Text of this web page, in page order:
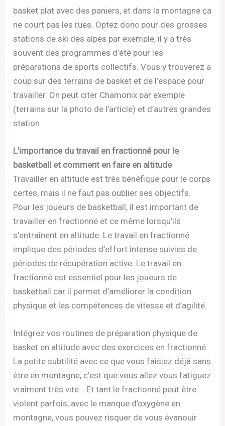
basket plat avec des paniers, et dans la montagne ça
ne court pas les rues. Optez donc pour des grosses
stations de ski des alpes par exemple, il y a très
souvent des programmes d’été pour les
préparations de sports collectifs. Vous y trouverez a
coup sur des terrains de basket et de l’espace pour
travailler. On peut citer Chamonix par exemple
(terrains sur la photo de l’article) et d’autres grandes
station
L’importance du travail en fractionné pour le
basketball et comment en faire en altitude
Travailler en altitude est très bénéfique pour le corps
certes, mais il ne faut pas oublier ses objectifs.
Pour les joueurs de basketball, il est important de
travailler en fractionné et ce même lorsqu’ils
s’entraînent en altitude. Le travail en fractionné
implique des périodes d’effort intense suivies de
périodes de récupération active. Le travail en
fractionné est essentiel pour les joueurs de
basketball car il permet d’améliorer la condition
physique et les compétences de vitesse et d’agilité.
Intégrez vos routines de préparation physique de
basket en altitude avec des exercices en fractionné.
La petite subtilité avec ce que vous faisiez déjà sans
être en montagne, c’est que vous allez vous fatiguez
vraiment très vite… Et tant le fractionné peut être
violent parfois, avec le manque d’oxygène en
montagne, vous pouvez risquer de vous évanouir